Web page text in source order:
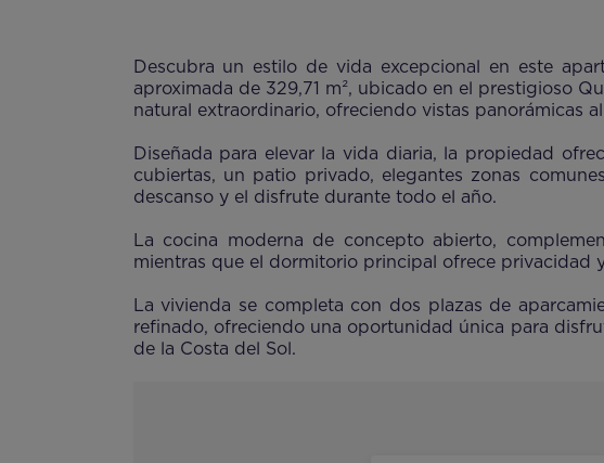
Descubra un estilo de vida excepcional en este
aproximada de 329,71 m², ubicado en el prestigioso
natural extraordinario, ofreciendo vistas panorámicas
Diseñada para elevar la vida diaria, la propiedad
cubiertas, un patio privado, elegantes zonas
descanso y el disfrute durante todo el año.
La cocina moderna de concepto abierto,
mientras que el dormitorio principal ofrece privacidad
La vivienda se completa con dos plazas de
refinado, ofreciendo una oportunidad única para
de la Costa del Sol.